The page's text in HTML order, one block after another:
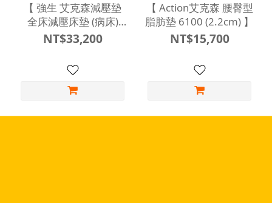
【 強生 艾克森減壓墊
全床減壓床墊 (病床)
6303 (無背膠) 】
NT$33,200
【 Action艾克森 腰臀型
脂肪墊 6100 (2.2cm) 】
NT$15,700